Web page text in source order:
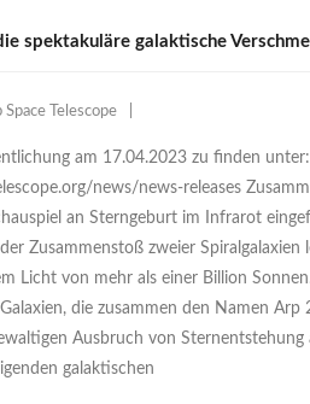
spektakuläre galaktische
Space Telescope
am 17.04.2023 zu finden unter:
news/news-releases
an Sterngeburt im Infrarot
Zusammenstoß zweier Spiralgalaxien
Licht von mehr als einer Billion
die zusammen den Namen Arp
Ausbruch von Sternentstehung
galaktischen